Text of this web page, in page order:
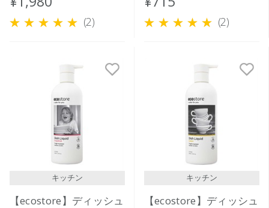
(2) (2)
キッチン
【ecostore】ディッシュ
キッチン
【ecostore】ディッシュ